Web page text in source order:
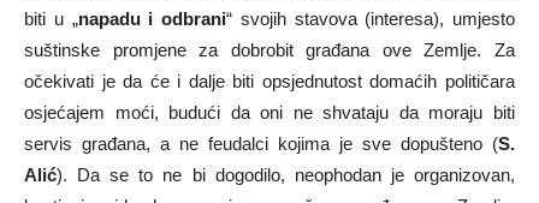
biti u „napadu i odbrani“ svojih stavova (interesa), umjesto
suštinske promjene za dobrobit građana ove Zemlje. Za
očekivati je da će i dalje biti opsjednutost domaćih političara
osjećajem moći, budući da oni ne shvataju da moraju biti
servis građana, a ne feudalci kojima je sve dopušteno (S.
Alić). Da se to ne bi dogodilo, neophodan je organizovan,